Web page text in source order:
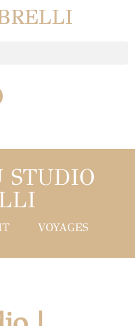
STUDIO
VOYAGES